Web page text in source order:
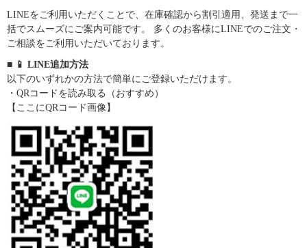
LINEをご利用いただくことで、在庫確認から割引適用、発送まで一
括でスムーズにご案内可能です。 多くのお客様にLINEでのご注文・
ご相談をご利用いただいております。
■ 📱 LINE追加方法
以下のいずれかの方法で簡単にご登録いただけます。
・QRコードを読み取る（おすすめ）
【ここにQRコード画像】